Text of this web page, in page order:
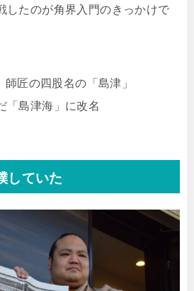
したのが角界入門のきっかけで
匠の四股名の「島津」
「島津海」に改名
していた